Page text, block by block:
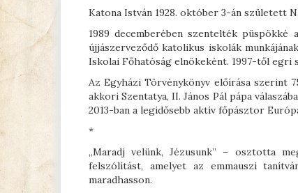
Katona István 1928. október 3-án született
1989 decemberében szentelték
újjászerveződő katolikus iskolák
Iskolai Főhatóság elnökeként. 1997-től egri
Az Egyházi Törvénykönyv előírása szerint
akkori Szentatya, II. János Pál pápa
2013-ban a legidősebb aktív főpásztor
*
„Maradj velünk, Jézusunk” – osztotta
felszólítást, amelyet az emmauszi
maradhasson.